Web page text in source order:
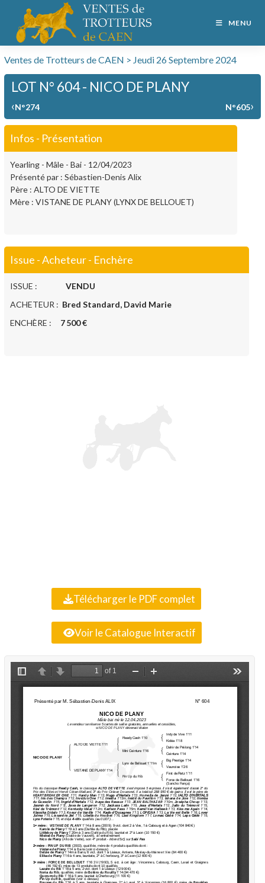
MENU
Ventes de Trotteurs de CAEN > Jeudi 26 Septembre 2024
LOT N° 604 - NICO DE PLANY
‹N°274 N°605›
Infos - Présentation
Yearling - Mâle - Bai - 12/04/2023
Présenté par : Sébastien-Denis Alix
Père : ALTO DE VIETTE
Mère : VISTANE DE PLANY (LYNX DE BELLOUET)
Issue - Acheteur - Enchère
ISSUE : VENDU
ACHETEUR : Bred Standard, David Marie
ENCHÈRE : 7 500 €
Télécharger le PDF complet
Voir le Catalogue Interactif